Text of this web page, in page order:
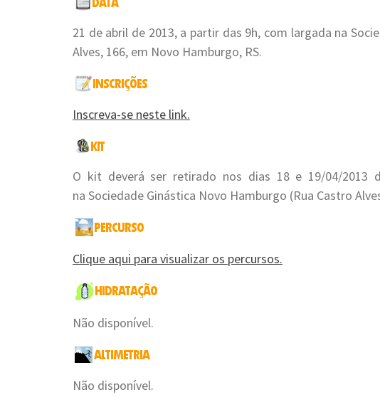
21 de abril de 2013, a partir das 9h, com largada na
Alves, 166, em Novo Hamburgo, RS.
Inscreva-se neste link.
O kit deverá ser retirado nos dias 18 e 19/04/2013
na Sociedade Ginástica Novo Hamburgo (Rua Castro
Clique aqui para visualizar os percursos.
Não disponível.
Não disponível.